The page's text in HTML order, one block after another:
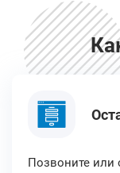
Позвоните или